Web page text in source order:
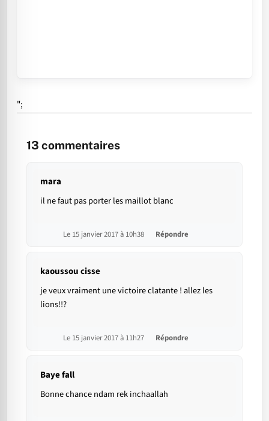
";
13 commentaires
mara
il ne faut pas porter les maillot blanc
Le 15 janvier 2017 à 10h38 Répondre
kaoussou cisse
je veux vraiment une victoire clatante ! allez les
lions!!?
Le 15 janvier 2017 à 11h27 Répondre
Baye fall
Bonne chance ndam rek inchaallah